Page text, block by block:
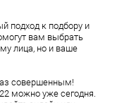
подход к подбору и
вам выбрать
лица, но и ваше
совершенным!
можно уже сегодня.